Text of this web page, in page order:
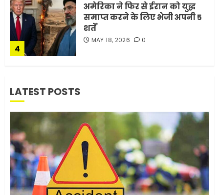
4
अमेरिका ने फिर से ईरान को युद्ध
समाप्त करने के लिए भेजी अपनी 5
शर्तें
MAY 18, 2026 0
FEBRUARY 3, 2026 0
मोबाइल की लत: एक खामोश
घातक बीमारी, जो धीरे-धीरे इंसान,
रिश्ते और भविष्य सब कुछ निगल
रही है!
LATEST POSTS